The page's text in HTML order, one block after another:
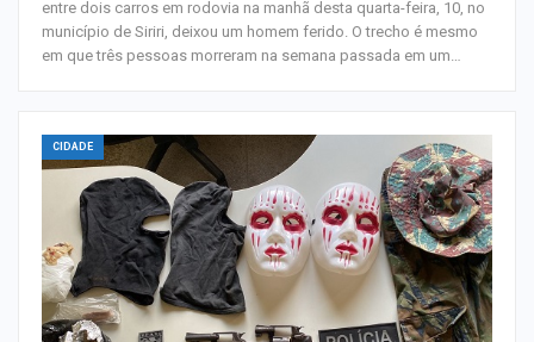
entre dois carros em rodovia na manhã desta quarta-feira, 10, no
município de Siriri, deixou um homem ferido. O trecho é mesmo
em que três pessoas morreram na semana passada em um…
CIDADE